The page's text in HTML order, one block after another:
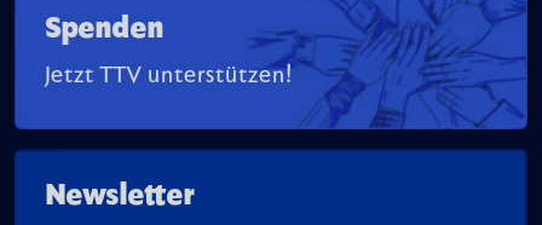
Spenden
Jetzt TTV unterstützen!
Newsletter